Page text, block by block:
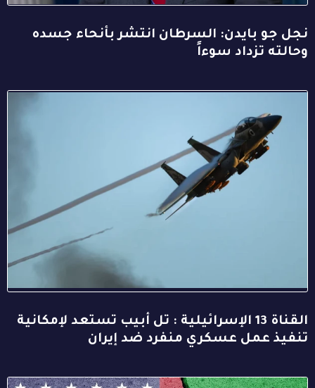
نجل جو بايدن: السرطان انتشر بأنحاء جسده
وحالته تزداد سوءاً
القناة 13 الإسرائيلية : تل أبيب تستعد لإمكانية
تنفيذ عمل عسكري منفرد ضد إيران